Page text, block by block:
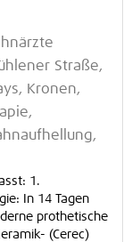
Straße,
Kronen,
1.
In 14 Tagen
prothetische
(Cerec)